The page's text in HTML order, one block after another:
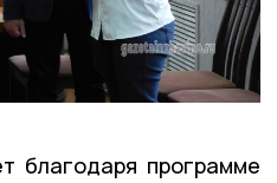
благодаря программе